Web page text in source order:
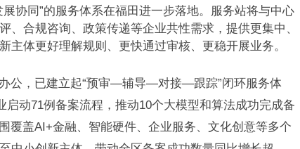
协同”的服务体系在福田进一步落地。服务站将与中心
、合规咨询、政策传递等企业共性需求，提供更集中、
主体更好理解规则、更快通过审核、更稳开展业务。
公，已建立起“预审—辅导—对接—跟踪”闭环服务体
启动71例备案流程，推动10个大模型和算法成功完成备
覆盖AI+金融、智能硬件、企业服务、文化创意等多个